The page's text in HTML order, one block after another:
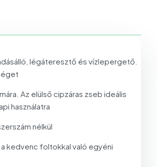
légáteresztő és vízlepergető.
Az elülső cipzáras zseb ideális
használatra
nélkül
kedvenc foltokkal való egyéni